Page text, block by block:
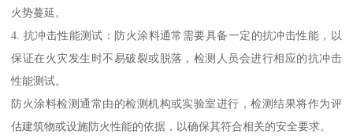
火势蔓延。
4. 抗冲击性能测试：防火涂料通常需要具备一定的抗冲击性能，以
保证在火灾发生时不易破裂或脱落，检测人员会进行相应的抗冲击
性能测试。
防火涂料检测通常由的检测机构或实验室进行，检测结果将作为评
估建筑物或设施防火性能的依据，以确保其符合相关的安全要求。